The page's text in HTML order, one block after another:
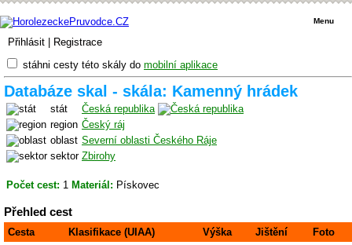
Přihlásit Registrace
Menu
stáhni cesty této skály do mobilní aplikace
Databáze skal - skála: Kamenný hrádek
stát
Česká republika
region Český ráj
oblast Severní oblasti Českého Ráje
sektor Zbirohy
Počet cest: 1 Materiál: Pískovec
Přehled cest
Cesta Klasifikace (UIAA) Výška Jištění
Foto